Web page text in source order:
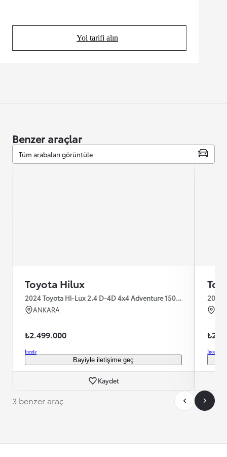
Yol tarifi alın
(Opens in new tab)
Benzer araçlar
Tüm arabaları görüntüle
Toyota Hilux
2024 Toyota Hi-Lux 2.4 D-4D 4x4 Adventure 150HP
ANKARA
2024
Yakıt
Dizel
Şanzıman
Otomatik
Daha fazla göster
₺2.499.000
Kaydet
2024
Yakıt